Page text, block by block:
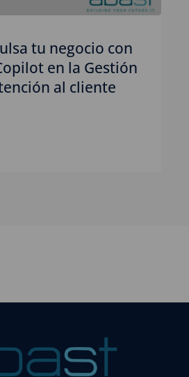
tu negocio con
en la Gestión
al cliente